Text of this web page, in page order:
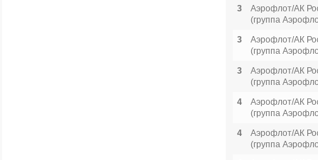
3
Аэрофлот/АК
(группа
3
Аэрофлот/АК
(группа
3
Аэрофлот/АК
(группа
4
Аэрофлот/АК
(группа
4
Аэрофлот/АК
(группа